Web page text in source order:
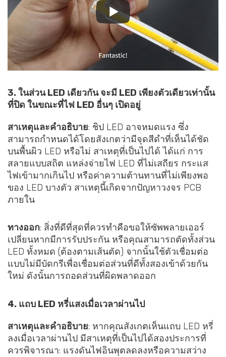
3. ในส่วน LED เดียวกัน จะมี LED เพียงตัวเดียวเท่านั้น
ที่ปิด ในขณะที่ไฟ LED อื่นๆ เปิดอยู่
สาเหตุและคำอธิบาย: ชิป LED อาจหมดแรง ซึ่ง
สามารถกำหนดได้โดยสังเกตว่ามีจุดสีดำที่เห็นได้ชัด
บนพื้นผิว LED หรือไม่ สาเหตุที่เป็นไปได้ ได้แก่ การ
สลายแบบสถิต แหล่งจ่ายไฟ LED ที่ไม่เสถียร กระแส
ไฟเข้ามากเกินไป หรือค่าความต้านทานที่ไม่เพียงพอ
ของ LED บางตัว สาเหตุนี้เกิดจากปัญหาวงจร PCB
ภายใน
ทางออก: สิ่งที่ดีที่สุดที่ควรทำคือขอให้ซัพพลายเออร์
เปลี่ยนหากมีการรับประกัน หรือคุณสามารถตัดทั้งส่วน
LED ทั้งหมด (ต้องตามเส้นตัด) จากนั้นใช้ตัวเชื่อมต่อ
แบบไม่มีบัดกรีเพื่อเชื่อมต่อส่วนที่ดีทั้งสองเข้าด้วยกัน
ใหม่ ดังนั้นการถอดส่วนที่ผิดพลาดออก
4. แถบ LED หรี่แสงเมื่อเวลาผ่านไป
สาเหตุและคำอธิบาย: หากคุณสังเกตเห็นแถบ LED หรี่
ลงเมื่อเวลาผ่านไป มีสาเหตุที่เป็นไปได้สองประการที่
ควรพิจารณา: แรงดันไฟอินพุตลดลงหรือความสว่าง